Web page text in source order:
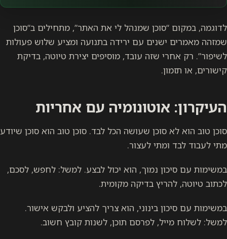
לדוגמה, במקום “סוכן שמנהל לי את האתר”, מתחילים ב“סוכן
שמזהה מאמרים ישנים עם ירידה בתנועה ומציע שלוש פעולות
לשיפור”. רק אחרי שזה עובד, מוסיפים יצירת טיוטה, בדיקת
קישורים, או תזמון.
העיקרון: אוטונומיה עם אחריות
סוכן טוב הוא לא סוכן שעושה הכל לבד. סוכן טוב הוא סוכן שיודע
מתי לעבוד לבד ומתי לעצור.
במשימות עם סיכון נמוך, הוא יכול לבצע. למשל: לחפש, לסכם,
לכתוב טיוטה, להריץ בדיקה מקומית.
במשימות עם סיכון בינוני, הוא צריך להציע ולבקש אישור.
למשל: לשלוח מייל, לפרסם תוכן, לשנות קובץ חשוב.